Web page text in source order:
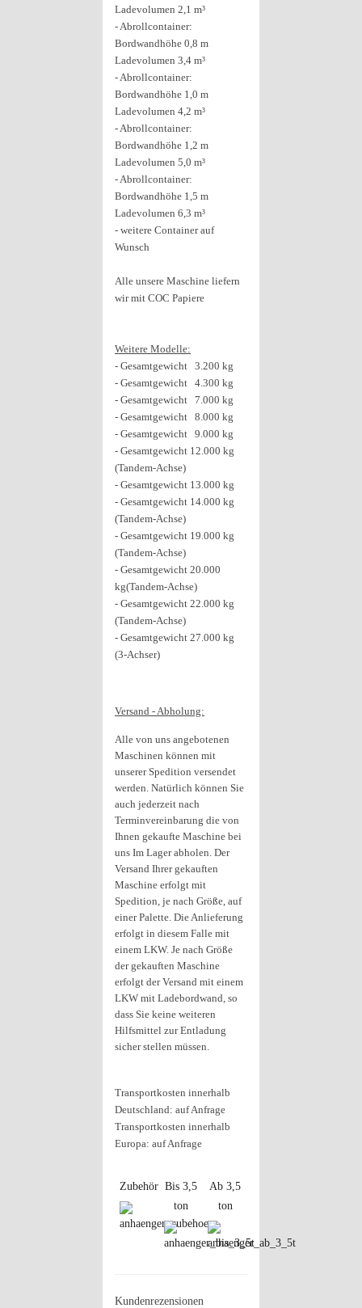
Ladevolumen 2,1 m³
- Abrollcontainer:
Bordwandhöhe 0,8 m
Ladevolumen 3,4 m³
- Abrollcontainer:
Bordwandhöhe 1,0 m
Ladevolumen 4,2 m³
- Abrollcontainer:
Bordwandhöhe 1,2 m
Ladevolumen 5,0 m³
- Abrollcontainer:
Bordwandhöhe 1,5 m
Ladevolumen 6,3 m³
- weitere Container auf
Wunsch
Alle unsere Maschine liefern
wir mit COC Papiere
Weitere Modelle:
- Gesamtgewicht 3.200 kg
- Gesamtgewicht 4.300 kg
- Gesamtgewicht 7.000 kg
- Gesamtgewicht 8.000 kg
- Gesamtgewicht 9.000 kg
- Gesamtgewicht 12.000 kg
(Tandem-Achse)
- Gesamtgewicht 13.000 kg
- Gesamtgewicht 14.000 kg
(Tandem-Achse)
- Gesamtgewicht 19.000 kg
(Tandem-Achse)
- Gesamtgewicht 20.000
kg(Tandem-Achse)
- Gesamtgewicht 22.000 kg
(Tandem-Achse)
- Gesamtgewicht 27.000 kg
(3-Achser)
Versand - Abholung:
Alle von uns angebotenen
Maschinen können mit
unserer Spedition versendet
werden. Natürlich können Sie
auch jederzeit nach
Terminvereinbarung die von
Ihnen gekaufte Maschine bei
uns Im Lager abholen. Der
Versand Ihrer gekauften
Maschine erfolgt mit
Spedition, je nach Größe, auf
einer Palette. Die Anlieferung
erfolgt in diesem Falle mit
einem LKW. Je nach Größe
der gekauften Maschine
erfolgt der Versand mit einem
LKW mit Ladebordwand, so
dass Sie keine weiteren
Hilfsmittel zur Entladung
sicher stellen müssen.
Transportkosten innerhalb
Deutschland: auf Anfrage
Transportkosten innerhalb
Europa: auf Anfrage
Zubehör Bis 3,5
ton
Ab 3,5
ton
Kundenrezensionen